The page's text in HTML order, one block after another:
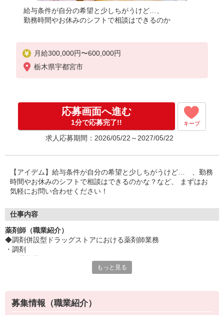
給与条件が自分の希望と少しちがうけど…、
勤務時間やお休みのシフトで相談はできるのか
月給300,000円〜600,000円
栃木県宇都宮市
応募画面へ進む
1分で応募完了!! キープ
求人応募期間：2026/05/22～2027/05/22
【アイデム】給与条件が自分の希望と少しちがうけど… 、勤務
時間やお休みのシフトで相談はできるのかな？など、 まずはお
気軽にお問い合わせください！
仕事内容
薬剤師（職業紹介）
◆調剤併設型ドラッグストアにおける薬剤師業務
・調剤
土 9:00〜15:00 日 休業
もっと見る
募集情報（職業紹介）